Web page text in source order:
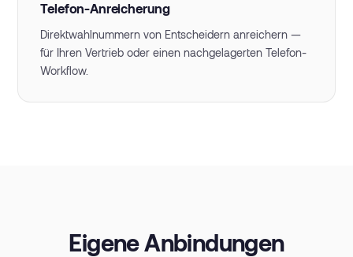
Telefon-Anreicherung
Direktwahlnummern von Entscheidern anreichern —
für Ihren Vertrieb oder einen nachgelagerten Telefon-
Workflow.
Eigene Anbindungen